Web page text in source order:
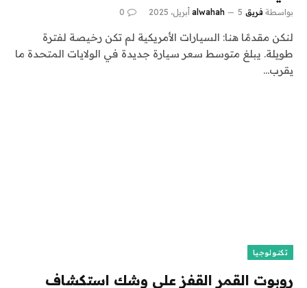
بواسطة فريق alwahah 5 أبريل، 2025 0
لنكن مقدمًا هنا: السيارات الأمريكية لم تكن رخيصة لفترة
طويلة. يبلغ متوسط ​​سعر سيارة جديدة في الولايات المتحدة ما
يقرب…
تكنولوجيا
روبوت القمر القفز على وشك استكشاف